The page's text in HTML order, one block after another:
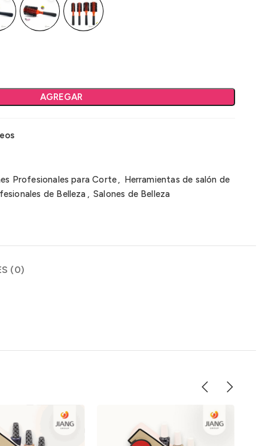
AGREGAR
Profesionales para Corte, Herramientas de salón de
de Belleza , Salones de Belleza
(0)